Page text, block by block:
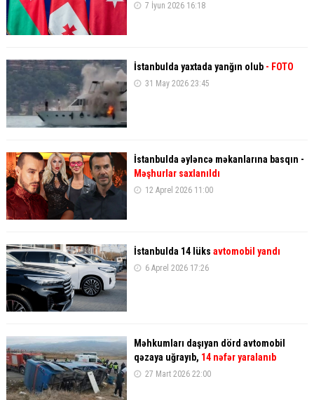
7 İyun 2026 16:18
İstanbulda yaxtada yanğın olub - FOTO
31 May 2026 23:45
İstanbulda əyləncə məkanlarına basqın -
Məşhurlar saxlanıldı
12 Aprel 2026 11:00
İstanbulda 14 lüks avtomobil yandı
6 Aprel 2026 17:26
Məhkumları daşıyan dörd avtomobil
qəzaya uğrayıb, 14 nəfər yaralanıb
27 Mart 2026 22:00